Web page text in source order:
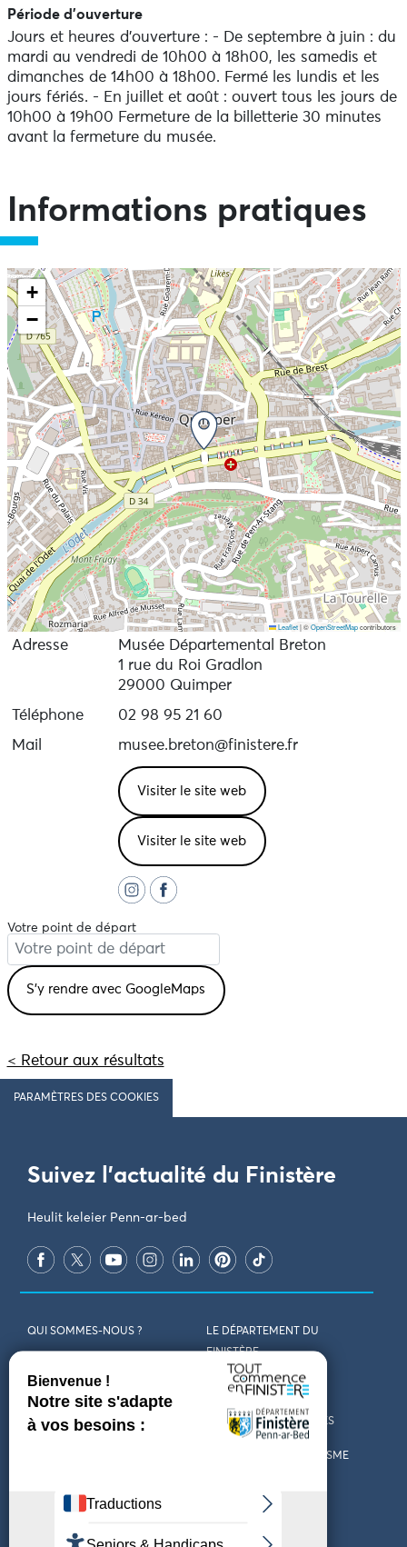
Période d'ouverture
Jours et heures d’ouverture : - De septembre à juin : du
mardi au vendredi de 10h00 à 18h00, les samedis et
dimanches de 14h00 à 18h00. Fermé les lundis et les
jours fériés. - En juillet et août : ouvert tous les jours de
10h00 à 19h00 Fermeture de la billetterie 30 minutes
avant la fermeture du musée.
Informations pratiques
+
−
Leaflet |©OpenStreetMapcontributors
Adresse
Musée Départemental Breton
1 rue du Roi Gradlon
29000 Quimper
Téléphone
02 98 95 21 60
Mail
musee.breton@finistere.fr
Visiter le site web
Visiter le site web
Votre point de départ
< Retour aux résultats
PARAMÈTRES DES COOKIES
Suivez l'actualité du Finistère
Heulit keleier Penn-ar-bed
QUI SOMMES-NOUS ?
LE DÉPARTEMENT DU
FINISTÈRE
REJOIGNEZ-NOUS VENIR EN FINISTÈRE
CONTACT CARTES ET BROCHURES
LES OFFICES DE TOURISME